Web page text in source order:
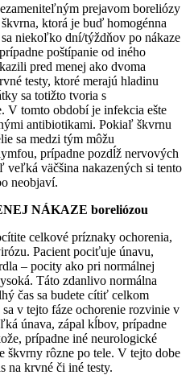
prejavom boreliózy
ktorá je buď homogénna
niekoľko dní/týždňov po nákaze
poštípanie od iného
pred menej ako dvoma
testy, ktoré merajú hladinu
sa totižto tvoria s
V tomto období je infekcia ešte
antibiotikami. Pokiaľ škvrnu
sa medzi tým môžu
prípadne pozdĺž nervových
väčšina nakazených si tento
neobjaví.
NÁKAZE boreliózou
celkové príznaky ochorenia,
Pacient pociťuje únavu,
– pocity ako pri normálnej
Táto zdanlivo normálna
čas sa budete cítiť celkom
v tejto fáze ochorenie rozvinie v
únava, zápal kĺbov, prípadne
prípadne iné neurologické
rôzne po tele. V tejto dobe
na krvné či iné testy.